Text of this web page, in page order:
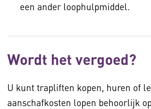
een ander loophulpmiddel.
Wordt het vergoed?
U kunt trapliften kopen, huren of
aanschafkosten lopen behoorlijk